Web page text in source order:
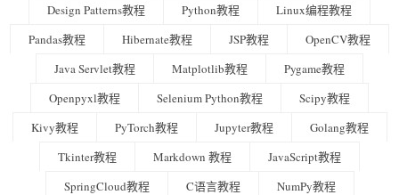
Design Patterns教程
Python教程
Linux编程教程
Pandas教程
Hibernate教程 JSP教程
OpenCV教程
Java Servlet教程
Matplotlib教程
Pygame教程
Openpyxl教程
Selenium Python教程
Scipy教程
Kivy教程
PyTorch教程 Jupyter教程
Golang教程
Tkinter教程
Markdown 教程
JavaScript教程
SpringCloud教程
C语言教程
NumPy教程